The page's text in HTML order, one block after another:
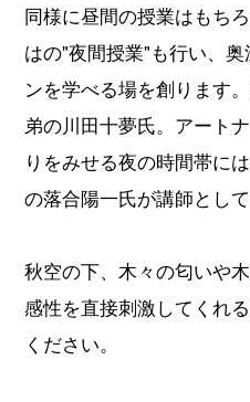
同様に昼間の授業はもち
はの"夜間授業"も行い、
ンを学べる場を創ります
弟の川田十夢氏。アート
りをみせる夜の時間帯に
の落合陽一氏が講師として
秋空の下、木々の匂いや
感性を直接刺激してくれ
ください。